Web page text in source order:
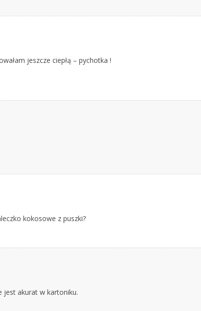
jeszcze ciepłą – pychotka !
kokosowe z puszki?
jest akurat w kartoniku.